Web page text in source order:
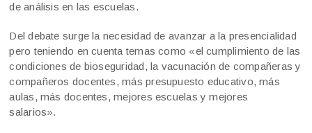
de análisis en las escuelas.
Del debate surge la necesidad de avanzar a la presencialidad
pero teniendo en cuenta temas como «el cumplimiento de las
condiciones de bioseguridad, la vacunación de compañeras y
compañeros docentes, más presupuesto educativo, más
aulas, más docentes, mejores escuelas y mejores
salarios».